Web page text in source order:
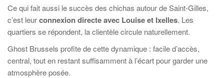
Ce qui fait aussi le succès des chichas autour de Saint-Gilles,
c’est leurconnexion directe avec Louise et Ixelles. Les
quartiers se répondent, la clientèle circule naturellement.
Ghost Brussels profite de cette dynamique : facile d’accès,
central, tout en restant suffisamment à l’écart pour garder une
atmosphère posée.